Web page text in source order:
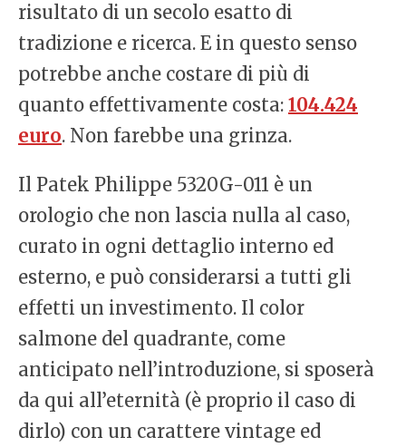
risultato di un secolo esatto di
tradizione e ricerca. E in questo senso
potrebbe anche costare di più di
quanto effettivamente costa: 104.424
euro. Non farebbe una grinza.
Il Patek Philippe 5320G-011 è un
orologio che non lascia nulla al caso,
curato in ogni dettaglio interno ed
esterno, e può considerarsi a tutti gli
effetti un investimento. Il color
salmone del quadrante, come
anticipato nell’introduzione, si sposerà
da qui all’eternità (è proprio il caso di
dirlo) con un carattere vintage ed